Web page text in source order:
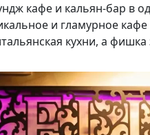
кафе и кальян-бар в
и гламурное
кухни, а фишка